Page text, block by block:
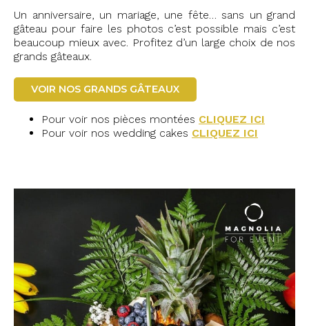
Un anniversaire, un mariage, une fête… sans un grand
gâteau pour faire les photos c’est possible mais c’est
beaucoup mieux avec. Profitez d’un large choix de nos
grands gâteaux.
VOIR NOS GRANDS GÂTEAUX
Pour voir nos pièces montées CLIQUEZ ICI
Pour voir nos wedding cakes CLIQUEZ ICI